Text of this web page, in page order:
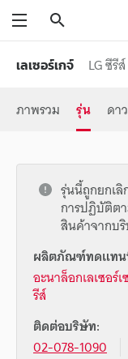
เลเซอร์เกจ์
LG ซีรีส์
ภาพรวม
รุ่น ดา
รุ่นนี้ถูกยกเ
การปฏิบัติต
สินค้าจากบริ
ผลิตภัณฑ์ทดแทน
อะนาล็อกเลเซอร์
รีส์
ติดต่อบริษัท:
02-078-1090